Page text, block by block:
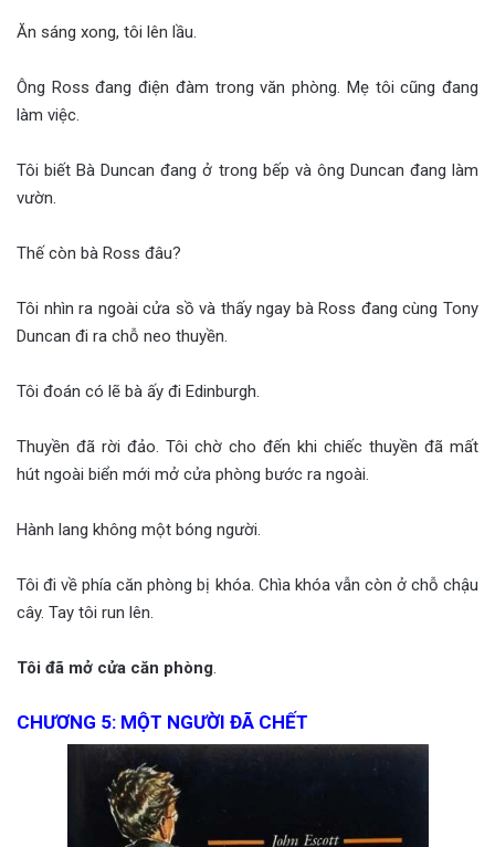
Ăn sáng xong, tôi lên lầu.
Ông Ross đang điện đàm trong văn phòng. Mẹ tôi cũng đang
làm việc.
Tôi biết Bà Duncan đang ở trong bếp và ông Duncan đang làm
vườn.
Thế còn bà Ross đâu?
Tôi nhìn ra ngoài cửa sồ và thấy ngay bà Ross đang cùng Tony
Duncan đi ra chỗ neo thuyền.
Tôi đoán có lẽ bà ấy đi Edinburgh.
Thuyền đã rời đảo. Tôi chờ cho đến khi chiếc thuyền đã mất
hút ngoài biển mới mở cửa phòng bước ra ngoài.
Hành lang không một bóng người.
Tôi đi về phía căn phòng bị khóa. Chìa khóa vẫn còn ở chỗ chậu
cây. Tay tôi run lên.
Tôi đã mở cửa căn phòng.
CHƯƠNG 5: MỘT NGƯỜI ĐÃ CHẾT